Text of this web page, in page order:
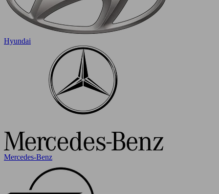
Hyundai
Mercedes-Benz